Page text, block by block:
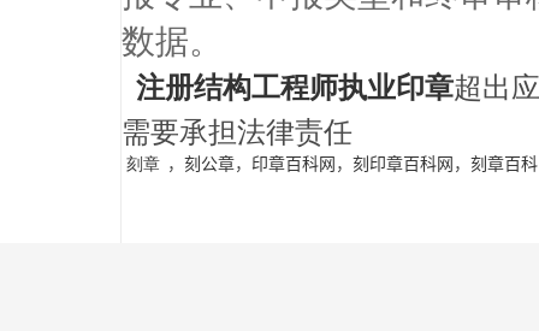
数据。
注册结构工程师执业印章超出
需要承担法律责任
刻章 ， 刻公章， 印章百科网， 刻印章百科网， 刻章百科